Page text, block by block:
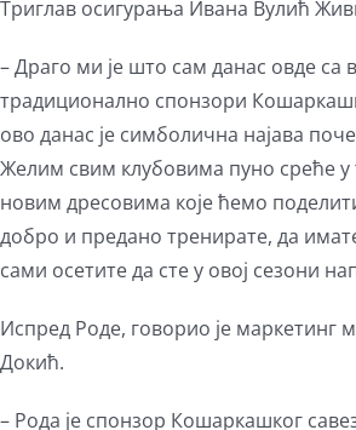
Триглав осигурања Ивана Вулић
– Драго ми је што сам данас овде
традиционално спонзори
ово данас је симболична најава
Желим свим клубовима пуно среће
новим дресовима које ћемо
добро и предано тренирате, да
сами осетите да сте у овој сезони
Испред Роде, говорио је маркетинг
Докић.
– Рода је спонзор Кошаркашког